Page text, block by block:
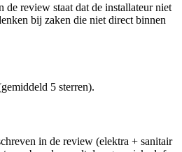
review staat dat de installateur niet
bij zaken die niet direct binnen
5 sterren).
in de review (elektra + sanitair